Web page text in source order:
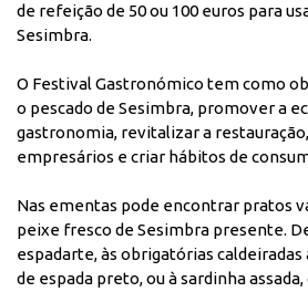
de refeição de 50 ou 100 euros para
Sesimbra.
O Festival Gastronómico tem como
o pescado de Sesimbra, promover a
gastronomia, revitalizar a
empresários e criar hábitos de
Nas ementas pode encontrar pratos
peixe fresco de Sesimbra presente.
espadarte, às obrigatórias caldeiradas
de espada preto, ou à sardinha